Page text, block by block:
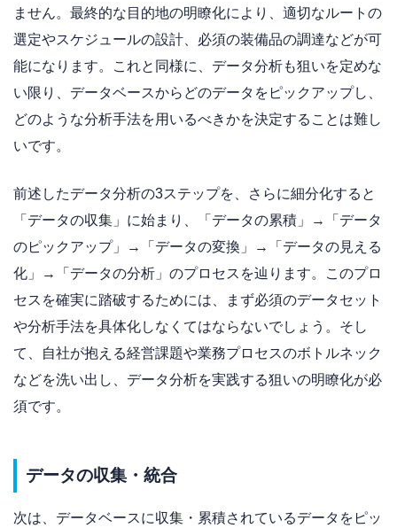
ません。最終的な目的地の明瞭化により、適切なルートの
選定やスケジュールの設計、必須の装備品の調達などが可
能になります。これと同様に、データ分析も狙いを定めな
い限り、データベースからどのデータをピックアップし、
どのような分析手法を用いるべきかを決定することは難し
いです。
前述したデータ分析の3ステップを、さらに細分化すると
「データの収集」に始まり、「データの累積」→「データ
のピックアップ」→「データの変換」→「データの見える
化」→「データの分析」のプロセスを辿ります。このプロ
セスを確実に踏破するためには、まず必須のデータセット
や分析手法を具体化しなくてはならないでしょう。そし
て、自社が抱える経営課題や業務プロセスのボトルネック
などを洗い出し、データ分析を実践する狙いの明瞭化が必
須です。
データの収集・統合
次は、データベースに収集・累積されているデータをピッ